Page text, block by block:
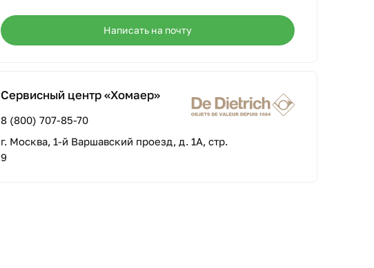
Написать на почту
Сервисный центр «Хомаер»
8 (800) 707-85-70
г. Москва, 1-й Варшавский проезд, д. 1А, стр.
9